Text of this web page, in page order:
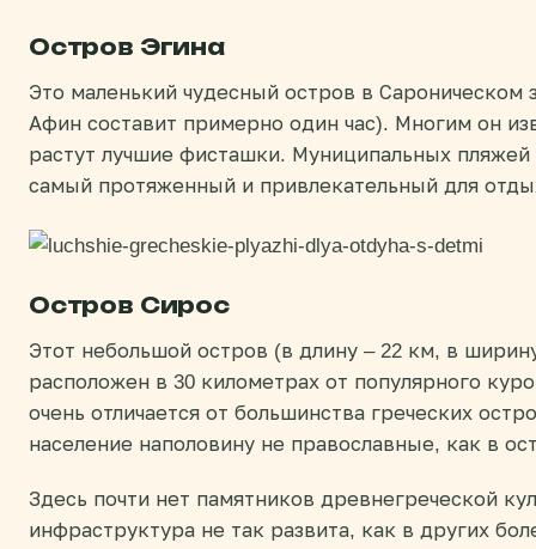
Остров Эгина
Это маленький чудесный остров в Сароническом
Афин составит примерно один час). Многим он
растут лучшие фисташки. Муниципальных
самый протяженный и привлекательный для
Остров Сирос
Этот небольшой остров (в длину – 22 км, в
расположен в 30 километрах от популярного
очень отличается от большинства греческих
население наполовину не православные, как в
Здесь почти нет памятников древнегреческой
инфраструктура не так развита, как в других